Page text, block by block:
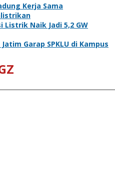
Kerja Sama
Listrik Naik Jadi 5,2 GW
Garap SPKLU di Kampus